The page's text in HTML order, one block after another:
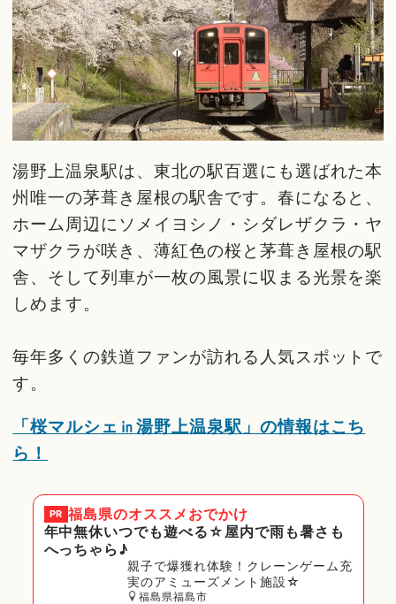
湯野上温泉駅は、東北の駅百選にも選ばれた本
州唯一の茅葺き屋根の駅舎です。春になると、
ホーム周辺にソメイヨシノ・シダレザクラ・ヤ
マザクラが咲き、薄紅色の桜と茅葺き屋根の駅
舎、そして列車が一枚の風景に収まる光景を楽
しめます。
毎年多くの鉄道ファンが訪れる人気スポットで
す。
「桜マルシェ㏌湯野上温泉駅」の情報はこち
ら！
PR 福島県のオススメおでかけ
年中無休いつでも遊べる☆屋内で雨も暑さも
へっちゃら♪
親子で爆獲れ体験！クレーンゲーム充
実のアミューズメント施設☆
福島県福島市